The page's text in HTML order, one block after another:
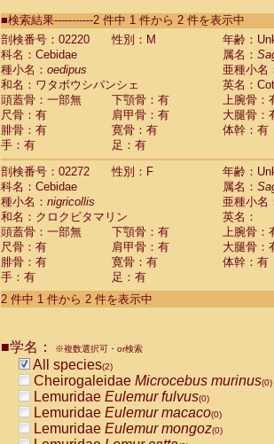
CebidaeSaguinus labiatus(0)
Cebidae Saguinus leucopus (0)
Cebidae
Cebidae
CebidaeSaguinus nigricollis (1)
Cebidae Saguinus oedipus
Cebidae Saguinus weddelli
Cebidae Saguinusspp.
Cebidae Aotus trivirgatus
Cebidae Cebus albifrons
Cebidae
CebidaeCebus capucinus
CebidaeCebus nigrivittatus
Cebidae Cebusspp.(0)
Cebidae Saimiri boliviensis
Cebidae Saimiri sciureus
Atelidae Alouatta caraya
AtelidaeAlouatta fusca
AtelidaeAlouatta seniculus
AtelidaeAteles belzebuth
AtelidaeAteles geoffroyi
AtelidaeAteles paniscus(0)
AtelidaeAtelesspp. (0)
AtelidaeLagothrix lagothricha
AtelidaeLagothrix lagothricha cana
PitheciidaeCacajao calvus
■検索結果-----------2 件中 1 件から 2 件を表示中
剖検番号：02220
性別：M
年齢：
科名：Cebidae
属名：
種小名： oedipus
亜種小名
和名：ワタボウシパンシェ
英名：
頭蓋骨：一部無
下顎骨：有
上腕骨：
尺骨：有
肩甲骨：有
大腿骨：
腓骨：有
寛骨：有
体幹：有
手：有
足：有
剖検番号：02272
性別：F
年齢：
科名：Cebidae
属名：
種小名： nigricollis
亜種小名
和名：クロクビタマリン
英名：
頭蓋骨：一部無
下顎骨：有
上腕骨：
尺骨：有
肩甲骨：有
大腿骨：
腓骨：有
寛骨：有
体幹：有
手：有
足：有
2 件中 1 件から 2 件を表示中
■学名： ※複数選択可・or検索
All species(2)
Cheirogaleidae Microcebus murinus(0)
Lemuridae Eulemur fulvus(0)
Lemuridae Eulemur macaco(0)
Lemuridae Eulemur mongoz(0)